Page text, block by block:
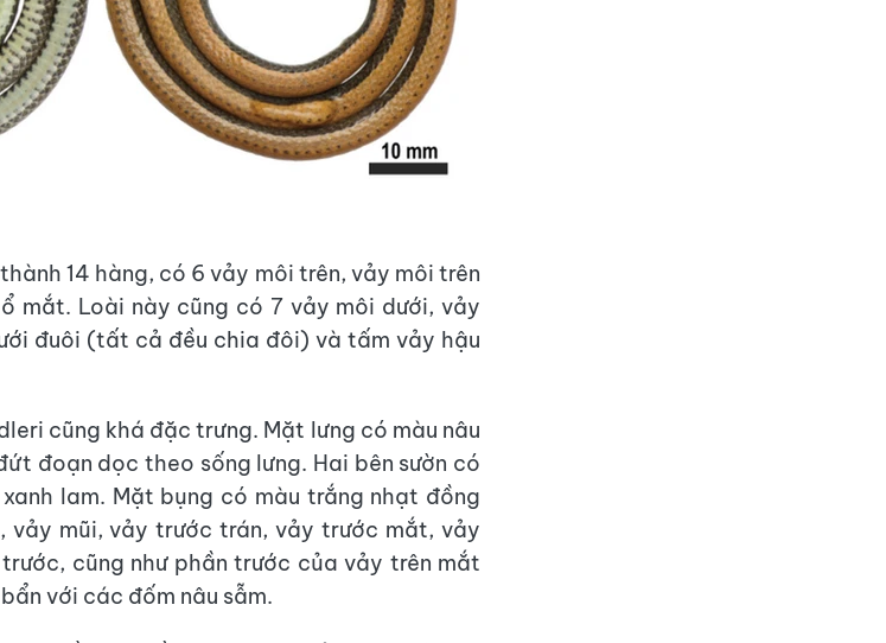
14 hàng, có 6 vảy môi trên, vảy môi trên
mắt. Loài này cũng có 7 vảy môi dưới, vảy
đuôi (tất cả đều chia đôi) và tấm vảy hậu
cũng khá đặc trưng. Mặt lưng có màu nâu
đoạn dọc theo sống lưng. Hai bên sườn có
lam. Mặt bụng có màu trắng nhạt đồng
vảy mũi, vảy trước trán, vảy trước mắt, vảy
cũng như phần trước của vảy trên mắt
với các đốm nâu sẫm.